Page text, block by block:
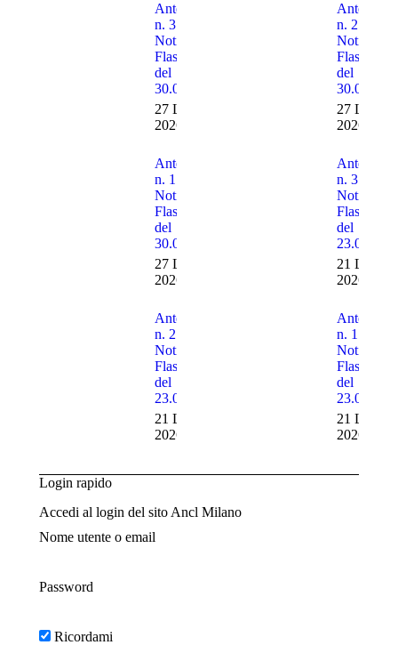
Anteprima
n. 3 delle
Notizie
Flash n. 30
del
30.07.2026
27 Luglio
2026
Anteprima
n. 2 delle
Notizie
Flash n. 30
del
27 Luglio
2026
Anteprima
n. 1 delle
Notizie
Flash n. 30
del
30.07.2026
27 Luglio
2026
Anteprima
n. 3 delle
Notizie
Flash n. 29
del
21 Luglio
2026
Anteprima
n. 2 delle
Notizie
Flash n. 29
del
23.07.2026
21 Luglio
2026
Anteprima
n. 1 delle
Notizie
Flash n. 29
del
21 Luglio
2026
Login rapido
Accedi al login del sito Ancl Milano
Nome utente o email
Password
Ricordami